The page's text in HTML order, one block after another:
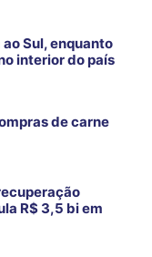
Sul, enquanto
interior do país
de carne
R$ 3,5 bi em